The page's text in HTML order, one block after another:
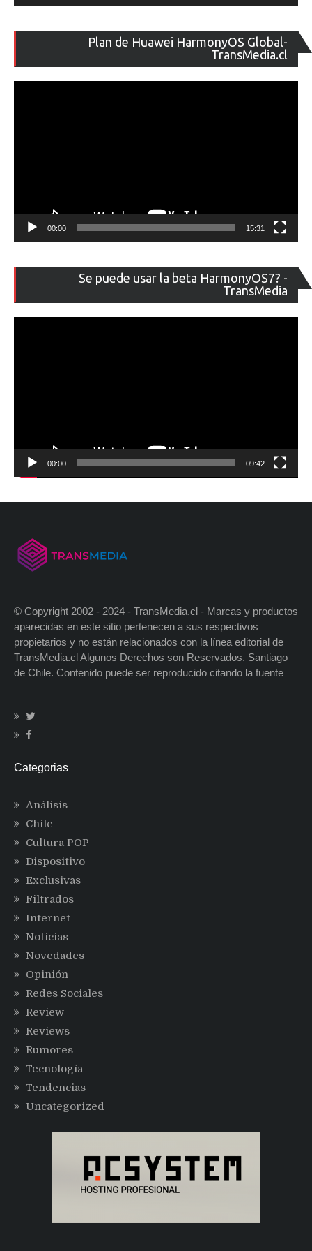
Plan de Huawei HarmonyOS Global-
TransMedia.cl
de
00:00 15:31
Se puede usar la beta HarmonyOS7? -
TransMedia
de
00:00 09:42
© Copyright 2002 - 2024 - TransMedia.cl - Marcas y productos
aparecidas en este sitio pertenecen a sus respectivos
propietarios y no están relacionados con la línea editorial de
TransMedia.cl Algunos Derechos son Reservados. Santiago
de Chile. Contenido puede ser reproducido citando la fuente
Categorias
Análisis
Chile
Cultura POP
Dispositivo
Exclusivas
Filtrados
Internet
Noticias
Novedades
Opinión
Redes Sociales
Review
Reviews
Rumores
Tecnología
Tendencias
Uncategorized